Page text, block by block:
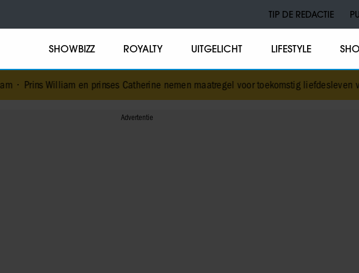
TIP DE REDACTIE
SHOWBIZZ ROYALTY UITGELICHT LIFESTYLE
en prinses Catherine nemen maatregel voor toekomstig liefdesleven van hun kinderen